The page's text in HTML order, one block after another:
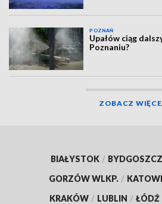
POZNAŃ
Upałów ciąg
Poznaniu?
ZOBACZ
BIAŁYSTOK / BYDGOSZCZ
GORZÓW WLKP. /
KRAKÓW / LUBLIN / ŁÓDŹ